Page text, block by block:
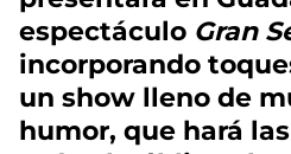
espectáculo Gran
incorporando
un show lleno de
humor, que hará